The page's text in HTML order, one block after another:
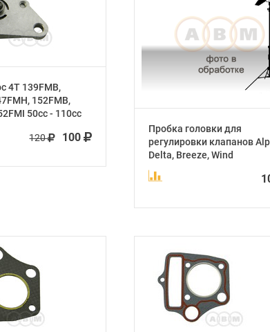
4Т 139FMB,
152FMB,
50cc - 110сс
120 100
Пробка головки для
регулировки клапанов
Delta, Breeze, Wind